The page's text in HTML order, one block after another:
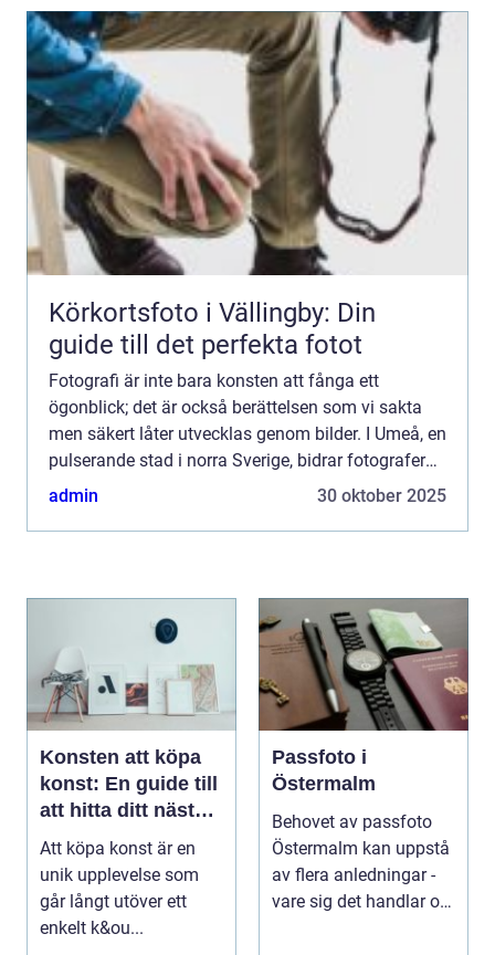
Körkortsfoto i Vällingby: Din
guide till det perfekta fotot
Fotografi är inte bara konsten att fånga ett
ögonblick; det är också berättelsen som vi sakta
men säkert låter utvecklas genom bilder. I Umeå, en
pulserande stad i norra Sverige, bidrar fotografer
till...
admin 30 oktober 2025
Konsten att köpa
konst: En guide till
att hitta ditt nästa
mästerverk
Att köpa konst är en
unik upplevelse som
går långt utöver ett
enkelt k&ou...
Passfoto i
Östermalm
Behovet av passfoto
Östermalm kan uppstå
av flera anledningar -
vare sig det handlar om